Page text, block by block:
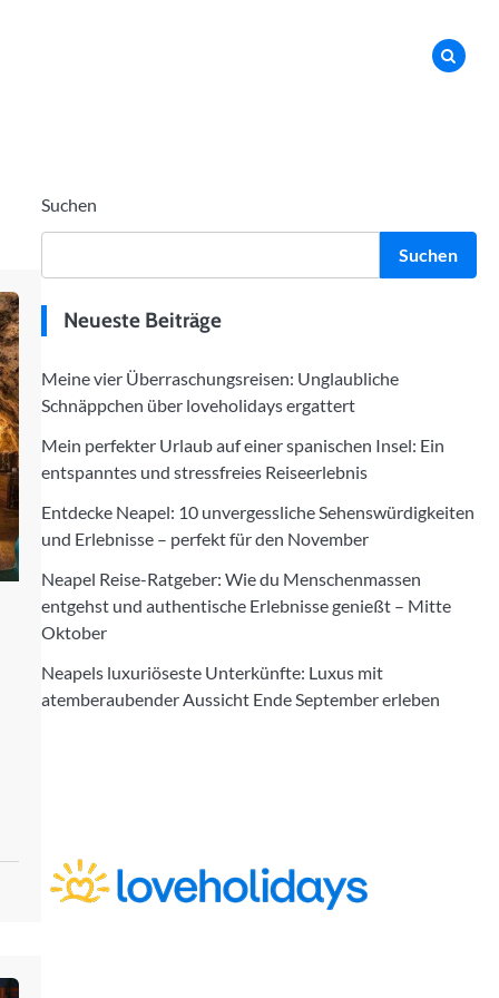
Suchen
Suchen
Neueste Beiträge
Meine vier Überraschungsreisen: Unglaubliche
Schnäppchen über loveholidays ergattert
Mein perfekter Urlaub auf einer spanischen Insel: Ein
entspanntes und stressfreies Reiseerlebnis
Entdecke Neapel: 10 unvergessliche Sehenswürdigkeiten
und Erlebnisse – perfekt für den November
Neapel Reise-Ratgeber: Wie du Menschenmassen
entgehst und authentische Erlebnisse genießt – Mitte
Oktober
Neapels luxuriöseste Unterkünfte: Luxus mit
atemberaubender Aussicht Ende September erleben